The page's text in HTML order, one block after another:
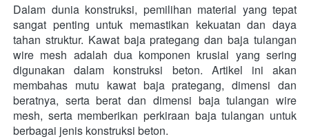
Dalam dunia konstruksi, pemilihan material yang tepat
sangat penting untuk memastikan kekuatan dan daya
tahan struktur. Kawat baja prategang dan baja tulangan
wire mesh adalah dua komponen krusial yang sering
digunakan dalam konstruksi beton. Artikel ini akan
membahas mutu kawat baja prategang, dimensi dan
beratnya, serta berat dan dimensi baja tulangan wire
mesh, serta memberikan perkiraan baja tulangan untuk
berbagai jenis konstruksi beton.